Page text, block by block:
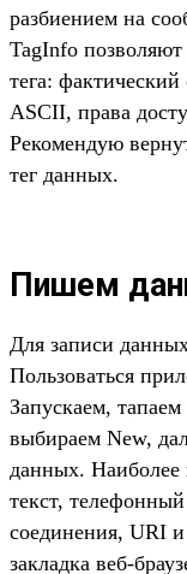
разбиением на
TagInfo
тега:
ASCII, права
Рекомендую
тег данных.
Пишем
Для записи
Пользоваться
Запускаем,
выбираем New,
данных. Наиболее
текст,
соединения, URI
закладка веб-